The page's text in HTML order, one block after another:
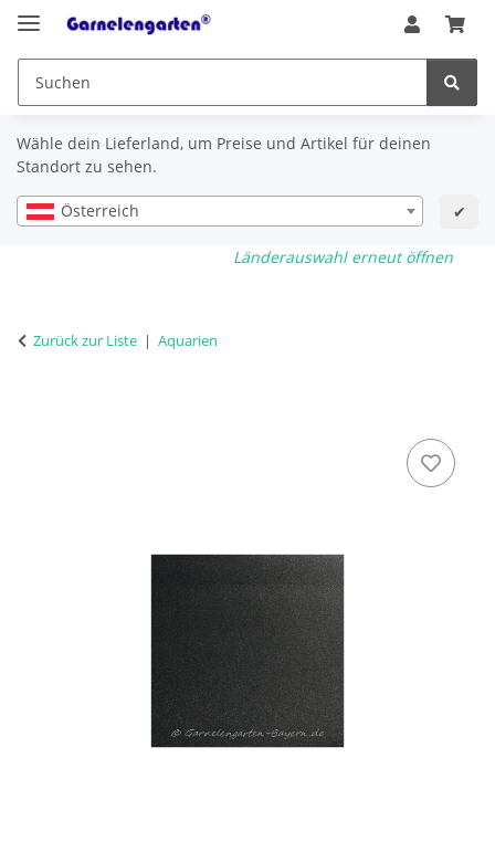
Wähle dein Lieferland, um Preise und Artikel für deinen
Standort zu sehen.
Österreich ✔
Länderauswahl erneut öffnen
Zurück zur Liste Aquarien